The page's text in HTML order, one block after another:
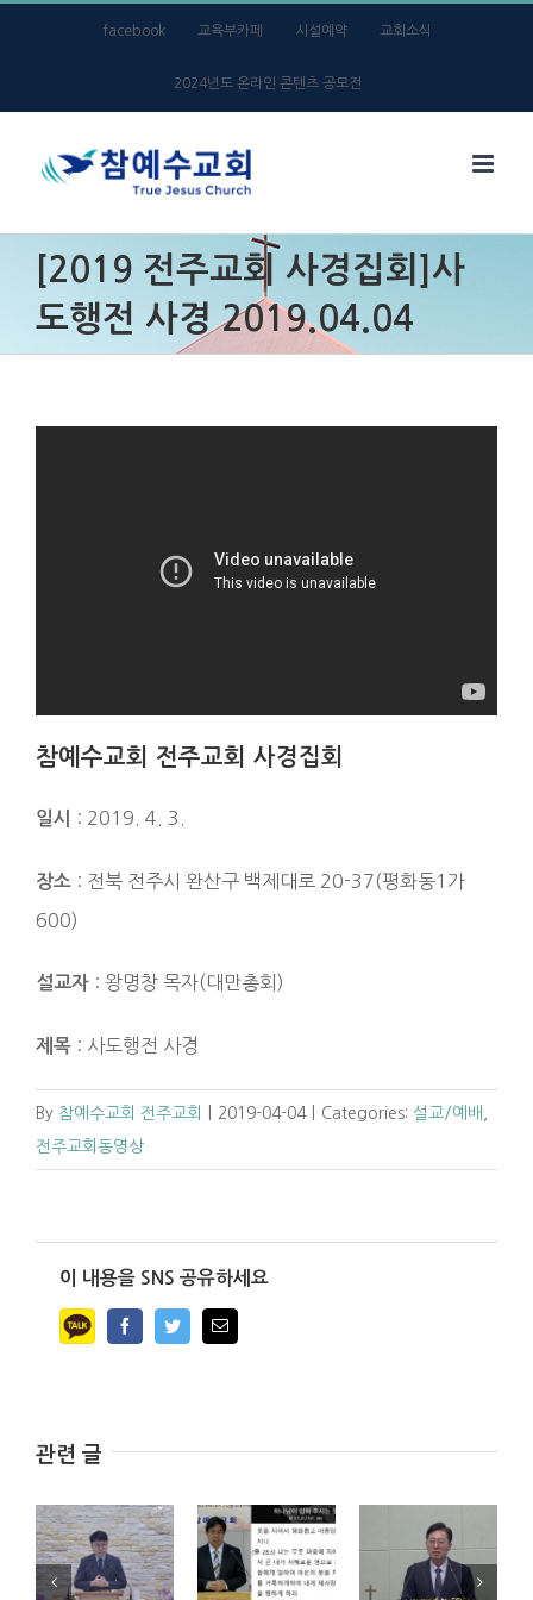
facebook 교육부카페 시설예약 교회소식
2024년도 온라인 콘텐츠 공모전
[2019 전주교회 사경집회]사
도행전 사경 2019.04.04
참예수교회 전주교회 사경집회
일시 : 2019. 4. 3.
장소 : 전북 전주시 완산구 백제대로 20-37(평화동1가
600)
설교자 : 왕명창 목자(대만총회)
제목 : 사도행전 사경
By 참예수교회 전주교회 2019-04-04 Categories: 설교/예배
전주교회동영상
이 내용을 SNS 공유하세요
FacebookTwitterEmail
관련 글